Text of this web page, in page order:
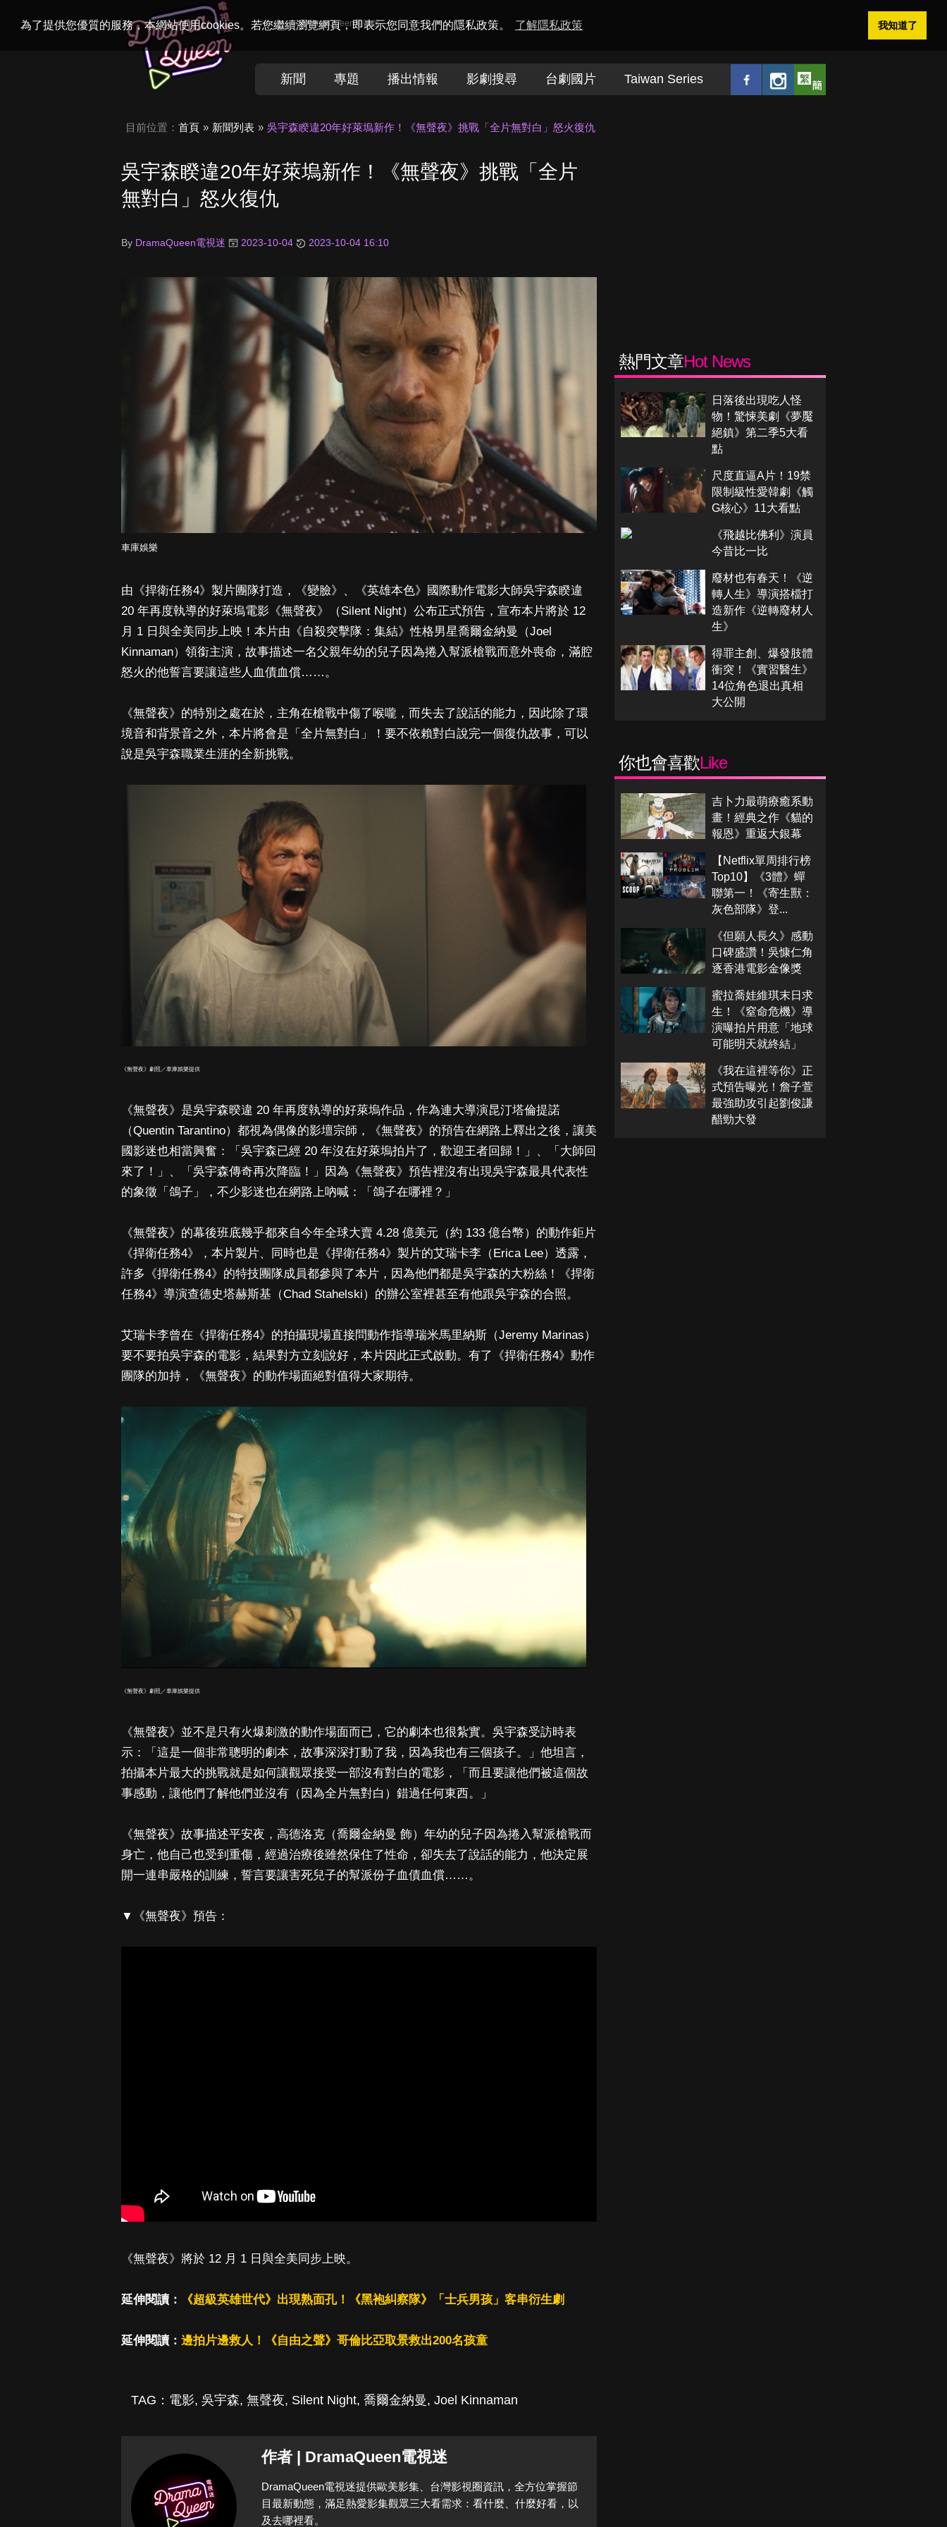
為了提供您優質的服務，本網站使用cookies。若您繼續瀏覽網頁，即表示您同意我們的隱私政策。 了解隱私政策 我知道了
Welcome toDramaQueen電視迷
新聞 專題 播出情報 影劇搜尋 台劇國片 Taiwan Series
目前位置： 首頁 新聞列表 吳宇森睽違20年好萊塢新作！《無聲夜》挑戰「全片無對白」怒火復仇
吳宇森睽違20年好萊塢新作！《無聲夜》挑戰「全片
無對白」怒火復仇
By DramaQueen電視迷 2023-10-04 2023-10-04 16:10
車庫娛樂
由《捍衛任務4》製片團隊打造，《變臉》、《英雄本色》國際動作電影大師吳宇森睽違
20 年再度執導的好萊塢電影《無聲夜》（Silent Night）公布正式預告，宣布本片將於 12
月 1 日與全美同步上映！本片由《自殺突擊隊：集結》性格男星喬爾金納曼（Joel
Kinnaman）領銜主演，故事描述一名父親年幼的兒子因為捲入幫派槍戰而意外喪命，滿腔
怒火的他誓言要讓這些人血債血償……。
《無聲夜》的特別之處在於，主角在槍戰中傷了喉嚨，而失去了說話的能力，因此除了環
境音和背景音之外，本片將會是「全片無對白」！要不依賴對白說完一個復仇故事，可以
說是吳宇森職業生涯的全新挑戰。
《無聲夜》劇照／車庫娛樂提供
《無聲夜》是吳宇森暌違 20 年再度執導的好萊塢作品，作為連大導演昆汀塔倫提諾
（Quentin Tarantino）都視為偶像的影壇宗師，《無聲夜》的預告在網路上釋出之後，讓美
國影迷也相當興奮：「吳宇森已經 20 年沒在好萊塢拍片了，歡迎王者回歸！」、「大師回
來了！」、「吳宇森傳奇再次降臨！」因為《無聲夜》預告裡沒有出現吳宇森最具代表性
的象徵「鴿子」，不少影迷也在網路上吶喊：「鴿子在哪裡？」
《無聲夜》的幕後班底幾乎都來自今年全球大賣 4.28 億美元（約 133 億台幣）的動作鉅片
《捍衛任務4》，本片製片、同時也是《捍衛任務4》製片的艾瑞卡李（Erica Lee）透露，
許多《捍衛任務4》的特技團隊成員都參與了本片，因為他們都是吳宇森的大粉絲！《捍衛
任務4》導演查德史塔赫斯基（Chad Stahelski）的辦公室裡甚至有他跟吳宇森的合照。
艾瑞卡李曾在《捍衛任務4》的拍攝現場直接問動作指導瑞米馬里納斯（Jeremy Marinas）
要不要拍吳宇森的電影，結果對方立刻說好，本片因此正式啟動。有了《捍衛任務4》動作
團隊的加持，《無聲夜》的動作場面絕對值得大家期待。
《無聲夜》劇照／車庫娛樂提供
《無聲夜》並不是只有火爆刺激的動作場面而已，它的劇本也很紮實。吳宇森受訪時表
示：「這是一個非常聰明的劇本，故事深深打動了我，因為我也有三個孩子。」他坦言，
拍攝本片最大的挑戰就是如何讓觀眾接受一部沒有對白的電影，「而且要讓他們被這個故
事感動，讓他們了解他們並沒有（因為全片無對白）錯過任何東西。」
《無聲夜》故事描述平安夜，高德洛克（喬爾金納曼 飾）年幼的兒子因為捲入幫派槍戰而
身亡，他自己也受到重傷，經過治療後雖然保住了性命，卻失去了說話的能力，他決定展
開一連串嚴格的訓練，誓言要讓害死兒子的幫派份子血債血償……。
▼《無聲夜》預告：
《無聲夜》將於 12 月 1 日與全美同步上映。
延伸閱讀： 《超級英雄世代》出現熟面孔！《黑袍糾察隊》「士兵男孩」客串衍生劇
延伸閱讀： 邊拍片邊救人！《自由之聲》哥倫比亞取景救出200名孩童
TAG： 電影, 吳宇森, 無聲夜, Silent Night, 喬爾金納曼, Joel Kinnaman
作者 | DramaQueen電視迷
DramaQueen電視迷提供歐美影集、台灣影視圈資訊，全方位掌握節
目最新動態，滿足熱愛影集觀眾三大看需求：看什麼、什麼好看，以
及去哪裡看。
熱門文章Hot News
日落後出現吃人怪
物！驚悚美劇《夢魘
絕鎮》第二季5大看
點
尺度直逼A片！19禁
限制級性愛韓劇《觸
G核心》11大看點
《飛越比佛利》演員
今昔比一比
廢材也有春天！《逆
轉人生》導演搭檔打
造新作《逆轉廢材人
生》
得罪主創、爆發肢體
衝突！《實習醫生》
14位角色退出真相
大公開
你也會喜歡Like
吉卜力最萌療癒系動
畫！經典之作《貓的
報恩》重返大銀幕
【Netflix單周排行榜
Top10】《3體》蟬
聯第一！《寄生獸：
灰色部隊》登...
《但願人長久》感動
口碑盛讚！吳慷仁角
逐香港電影金像獎
蜜拉喬娃維琪末日求
生！《窒命危機》導
演曝拍片用意「地球
可能明天就終結」
《我在這裡等你》正
式預告曝光！詹子萱
最強助攻引起劉俊謙
醋勁大發